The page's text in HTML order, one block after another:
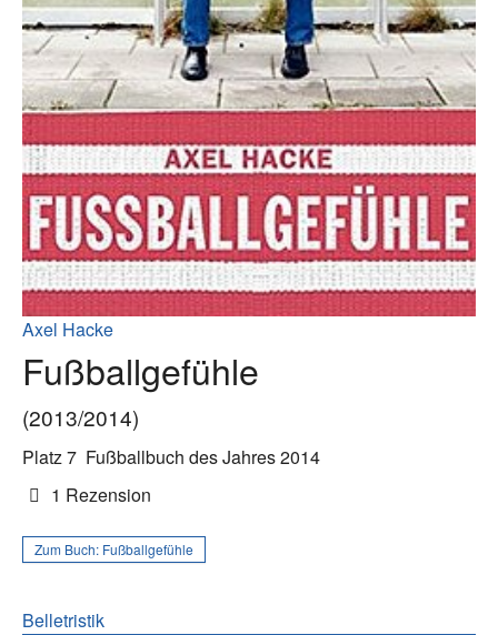
Axel Hacke
Fußballgefühle
(2013/2014)
Platz 7 Fußballbuch des Jahres 2014
1 Rezension
Zum Buch: Fußballgefühle
Belletristik